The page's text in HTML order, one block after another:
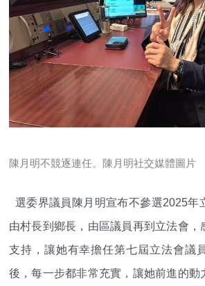
陳月明不競逐連任。陳月明社交媒體圖片
選委界議員陳月明宣布不參選2025年
由村長到鄉長，由區議員再到立法會，
支持，讓她有幸擔任第七屆立法會議
後，每一步都非常充實，讓她前進的動